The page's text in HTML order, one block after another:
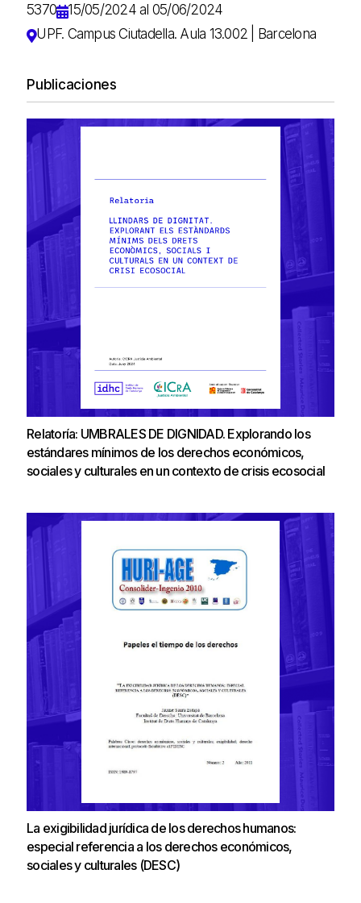
5370
15/05/2024 al 05/06/2024
UPF. Campus Ciutadella. Aula 13.002 | Barcelona
Publicaciones
Relatoría: UMBRALES DE DIGNIDAD. Explorando los
estándares mínimos de los derechos económicos,
sociales y culturales en un contexto de crisis ecosocial
La exigibilidad jurídica de los derechos humanos:
especial referencia a los derechos económicos,
sociales y culturales (DESC)